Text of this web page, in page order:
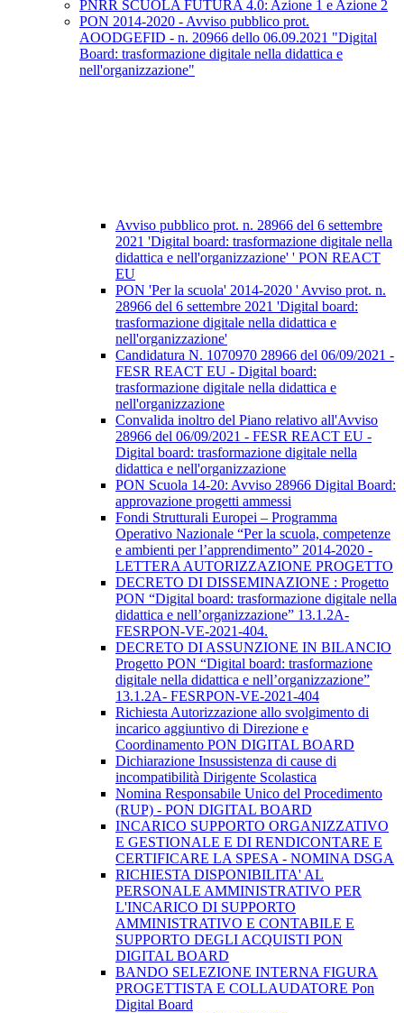
PNRR SCUOLA FUTURA 4.0: Azione 1 e Azione 2
PON 2014-2020 - Avviso pubblico prot.
AOODGEFID - n. 20966 dello 06.09.2021 "Digital
Board: trasformazione digitale nella didattica e
nell'organizzazione"
Avviso pubblico prot. n. 28966 del 6 settembre
2021 'Digital board: trasformazione digitale nella
didattica e nell'organizzazione' ' PON REACT
EU
PON 'Per la scuola' 2014-2020 ' Avviso prot. n.
28966 del 6 settembre 2021 'Digital board:
trasformazione digitale nella didattica e
nell'organizzazione'
Candidatura N. 1070970 28966 del 06/09/2021 -
FESR REACT EU - Digital board:
trasformazione digitale nella didattica e
nell'organizzazione
Convalida inoltro del Piano relativo all'Avviso
28966 del 06/09/2021 - FESR REACT EU -
Digital board: trasformazione digitale nella
didattica e nell'organizzazione
PON Scuola 14-20: Avviso 28966 Digital Board:
approvazione progetti ammessi
Fondi Strutturali Europei – Programma
Operativo Nazionale “Per la scuola, competenze
e ambienti per l’apprendimento” 2014-2020 -
LETTERA AUTORIZZAZIONE PROGETTO
DECRETO DI DISSEMINAZIONE : Progetto
PON “Digital board: trasformazione digitale nella
didattica e nell’organizzazione” 13.1.2A-
FESRPON-VE-2021-404.
DECRETO DI ASSUNZIONE IN BILANCIO
Progetto PON “Digital board: trasformazione
digitale nella didattica e nell’organizzazione”
13.1.2A- FESRPON-VE-2021-404
Richiesta Autorizzazione allo svolgimento di
incarico aggiuntivo di Direzione e
Coordinamento PON DIGITAL BOARD
Dichiarazione Insussistenza di cause di
incompatibilità Dirigente Scolastica
Nomina Responsabile Unico del Procedimento
(RUP) - PON DIGITAL BOARD
INCARICO SUPPORTO ORGANIZZATIVO
E GESTIONALE E DI RENDICONTARE E
CERTIFICARE LA SPESA - NOMINA DSGA
RICHIESTA DISPONIBILITA' AL
PERSONALE AMMINISTRATIVO PER
L'INCARICO DI SUPPORTO
AMMINISTRATIVO E CONTABILE E
SUPPORTO DEGLI ACQUISTI PON
DIGITAL BOARD
BANDO SELEZIONE INTERNA FIGURA
PROGETTISTA E COLLAUDATORE Pon
Digital Board